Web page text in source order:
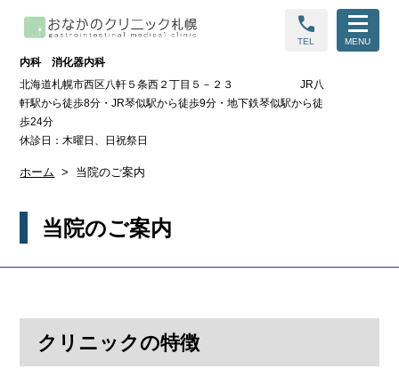
内科 消化器内科
call
TEL MENU
北海道札幌市西区八軒５条西２丁目５－２３ JR八
軒駅から徒歩8分・JR琴似駅から徒歩9分・地下鉄琴似駅から徒
歩24分
休診日：木曜日、日祝祭日
ホーム 当院のご案内
当院のご案内
クリニックの特徴